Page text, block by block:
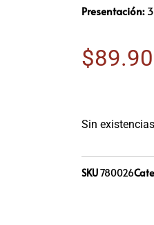
Presentación:
$
Sin existencias
SKU780026